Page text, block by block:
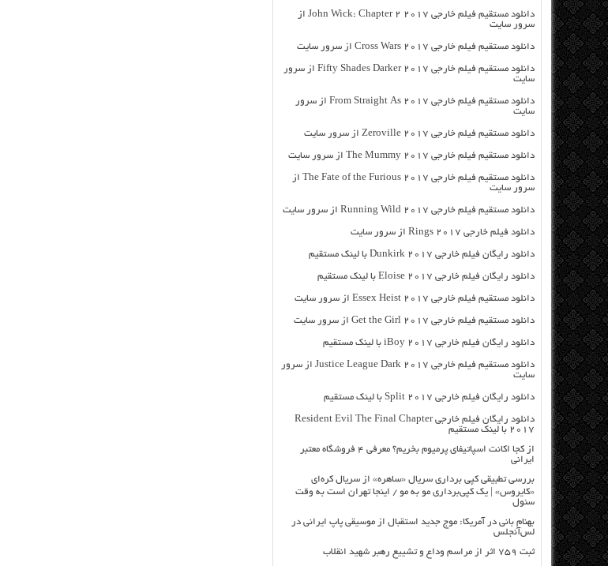
دانلود مستقیم فیلم خارجی John Wick: Chapter 2 2017 از
سرور سایت
دانلود مستقیم فیلم خارجی Cross Wars 2017 از سرور سایت
دانلود مستقیم فیلم خارجی Fifty Shades Darker 2017 از سرور
سایت
دانلود مستقیم فیلم خارجی From Straight As 2017 از سرور
سایت
دانلود مستقیم فیلم خارجی Zeroville 2017 از سرور سایت
دانلود مستقیم فیلم خارجی The Mummy 2017 از سرور سایت
دانلود مستقیم فیلم خارجی The Fate of the Furious 2017 از
سرور سایت
دانلود مستقیم فیلم خارجی Running Wild 2017 از سرور سایت
دانلود فیلم خارجی Rings 2017 از سرور سایت
دانلود رایگان فیلم خارجی Dunkirk 2017 با لینک مستقیم
دانلود رایگان فیلم خارجی Eloise 2017 با لینک مستقیم
دانلود مستقیم فیلم خارجی Essex Heist 2017 از سرور سایت
دانلود مستقیم فیلم خارجی Get the Girl 2017 از سرور سایت
دانلود رایگان فیلم خارجی iBoy 2017 با لینک مستقیم
دانلود مستقیم فیلم خارجی Justice League Dark 2017 از سرور
سایت
دانلود رایگان فیلم خارجی Split 2017 با لینک مستقیم
دانلود رایگان فیلم خارجی Resident Evil The Final Chapter
2017 با لینک مستقیم
از کجا اکانت اسپاتیفای پرمیوم بخریم؟ معرفی ۴ فروشگاه معتبر
ایرانی
بررسی تطبیقی کپی برداری سریال «ساهره» از سریال کره‌ای
«کایروس» | یک کپی‌برداری مو به مو / اینجا تهران است به وقت
سئول
بهنام بانی در آمریکا: موج جدید استقبال از موسیقی پاپ ایرانی در
لس‌آنجلس
ثبت ۷۵۹ اثر از مراسم وداع و تشییع رهبر شهید انقلاب